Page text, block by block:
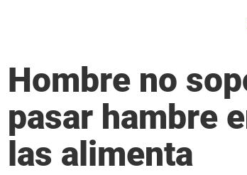
Hombre no
pasar hambre
las alimenta